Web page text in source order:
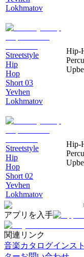
Lokhmatov
Streetstyle
Hip
Hop
Short 03
Yevhen
Lokhmatov
Hip-
Streetstyle
Hip
Hop
Short 02
Yevhen
Lokhmatov
Hip-
アプリを入手
関連リンク
音楽カタログインス